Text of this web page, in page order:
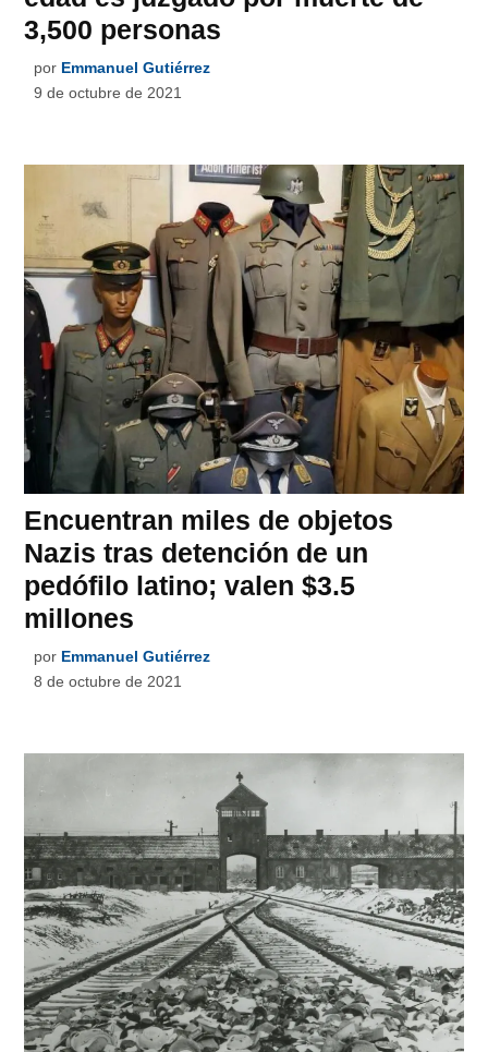
3,500 personas
por Emmanuel Gutiérrez
9 de octubre de 2021
Encuentran miles de objetos
Nazis tras detención de un
pedófilo latino; valen $3.5
millones
por Emmanuel Gutiérrez
8 de octubre de 2021